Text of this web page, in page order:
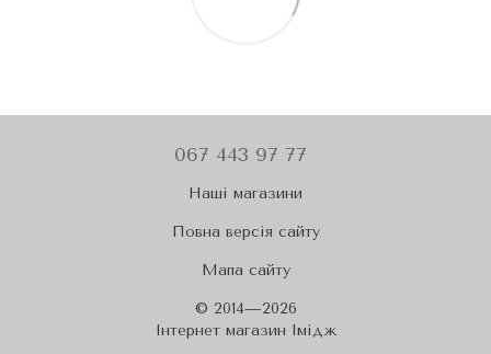
067 443 97 77
Наші магазини
Повна версія сайту
Мапа сайту
© 2014—2026
Iнтернет магазин Імідж